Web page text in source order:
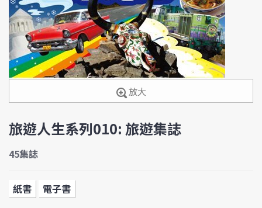
放大
旅遊人生系列010: 旅遊集誌
45集誌
紙書 電子書